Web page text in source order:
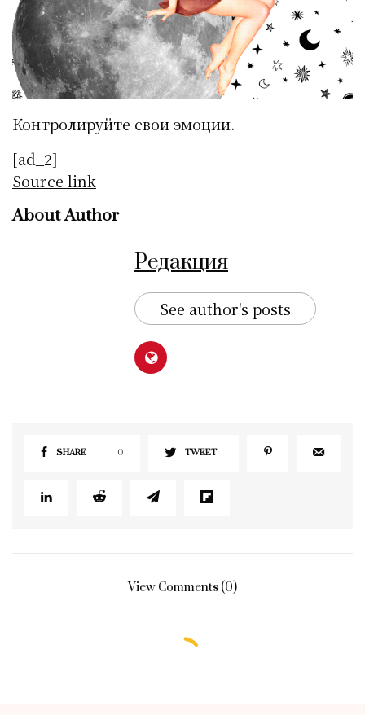
Контролируйте свои эмоции.
[ad_2]
Source link
About Author
Редакция
See author's posts
SHARE 0 TWEET
View Comments (0)